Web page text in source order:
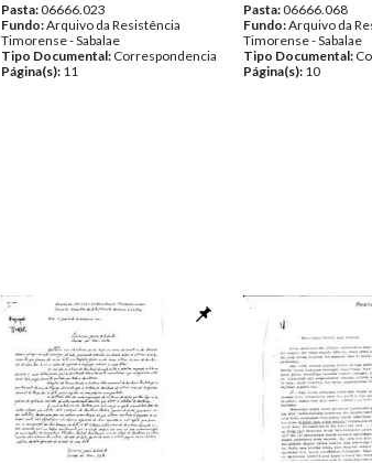
Pasta:06666.023
Fundo:Arquivo da Resistência
Timorense - Sabalae
Tipo Documental: Correspondencia
Página(s): 11
Pasta:06666.068
Fundo:Arquivo da
Timorense - Sabalae
Tipo Documental:
Página(s): 10